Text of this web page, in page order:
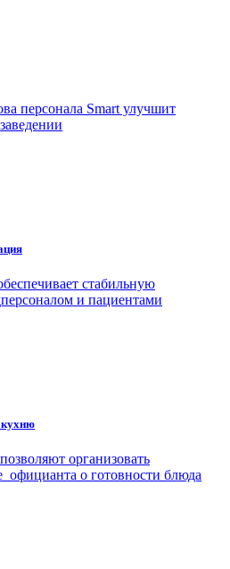
персонала Smart улучшит
стабильную
и пациентами
кухню
организовать
о готовности блюда